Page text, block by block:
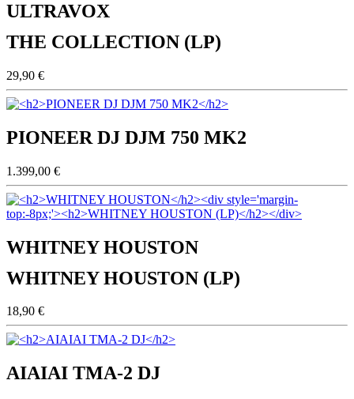
ULTRAVOX
THE COLLECTION (LP)
29,90 €
PIONEER DJ DJM 750 MK2
1.399,00 €
WHITNEY HOUSTON
WHITNEY HOUSTON (LP)
18,90 €
AIAIAI TMA-2 DJ